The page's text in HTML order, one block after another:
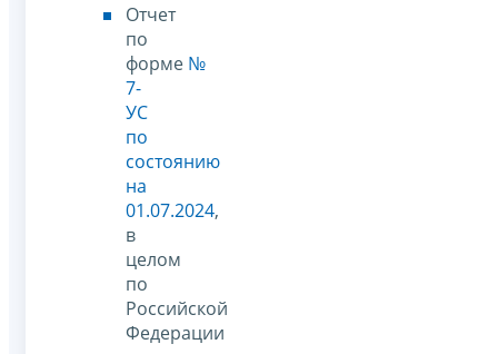
Отчет
по
форме №
7-
УС
по
состоянию
на
01.07.2024,
в
целом
по
Российской
Федерации